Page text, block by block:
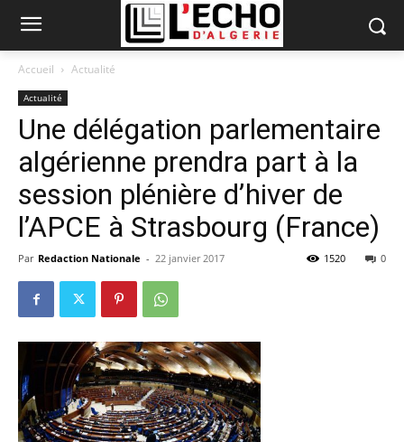
Accueil Actualité
Actualité
Une délégation parlementaire
algérienne prendra part à la
session plénière d’hiver de
l’APCE à Strasbourg (France)
Par Redaction Nationale - 22 janvier 2017 0
1520